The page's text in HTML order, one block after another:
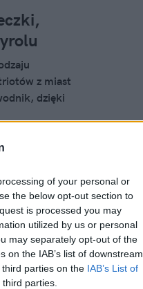
of your personal or
the below opt-out section to
is processed you may
utilized by us or personal
may separately opt-out of the
the IAB’s list of downstream
parties on the IAB’s List of
parties.
z miast
dzięki
razem
się
mogą
miejsca,